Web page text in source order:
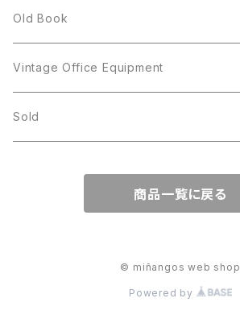
Kramer
JJ
L.RAZZA
JJ
Kramer
L.RAZZA
BILTONS
Silver
cup
Old Book
Vintage Office Equipment
Sold
商品一覧に戻る
© miñangos web shop
Powered by